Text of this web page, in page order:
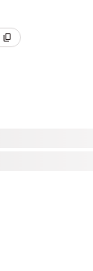
content_copy